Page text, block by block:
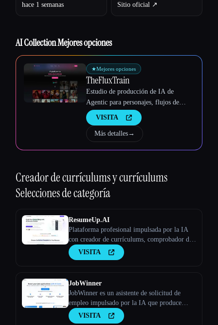
hace 1 semanas Sitio oficial ↗︎
AI Collection Mejores opciones
★Mejores opciones
TheFluxTrain
Estudio de producción de IA de
Agentic para personajes, flujos de
trabajo y vídeos coherentes
VISITA
Más detalles→
Creador de currículums y currículums
Selecciones de categoría
ResumeUp.AI
Plataforma profesional impulsada por la IA
con creador de currículums, comprobador de
ATS y optimizador de LinkedIn y mucho
más. Consigue entrevistas más rápido con la
VISITA
JobWinner
JobWinner es un asistente de solicitud de
empleo impulsado por la IA que produce
currículums, cartas de presentación y
documentos de preparación para entrevistas
VISITA